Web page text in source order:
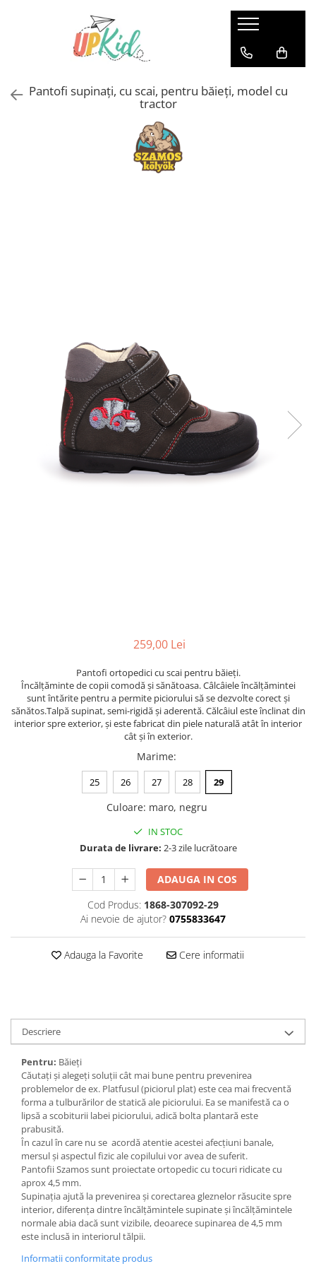
Pentru iarnă
GhetePantofi supinați, cu scai, pentru băieți, model cu
tractor
259,00 Lei
Pantofi ortopedici cu scai pentru băieți.
Încălțăminte de copii comodă și sănătoasa. Câlcâiele încălțămintei
sunt întărite pentru a permite piciorului să se dezvolte corect și
sănătos.Talpă supinat, semi-rigidă şi aderentă. Călcâiul este înclinat din
interior spre exterior, și este fabricat din piele naturală atât în interior
cât și în exterior.
Marime:
25 26 27 28 29
Culoare: maro, negru
IN STOC
Durata de livrare: 2-3 zile lucrătoare
ADAUGA IN COS
Cod Produs: 1868-307092-29
Ai nevoie de ajutor? 0755833647
Adauga la Favorite Cere informatii
Descriere
Pentru: Băieți
Căutați și alegeți soluţii cât mai bune pentru prevenirea
problemelor de ex. Platfusul (piciorul plat) este cea mai frecventă
forma a tulburărilor de statică ale piciorului. Ea se manifestă ca o
lipsă a scobiturii labei piciorului, adică bolta plantară este
prabusită.
În cazul în care nu se acordă atentie acestei afecţiuni banale,
mersul şi aspectul fizic ale copilului vor avea de suferit.
Pantofii Szamos sunt proiectate ortopedic cu tocuri ridicate cu
aprox 4,5 mm.
Supinația ajută la prevenirea și corectarea gleznelor răsucite spre
interior, diferența dintre încălțămintele supinate și încălțămintele
normale abia dacă sunt vizibile, deoarece supinarea de 4,5 mm
este inclusă in interiorul tălpii.
Informatii conformitate produs